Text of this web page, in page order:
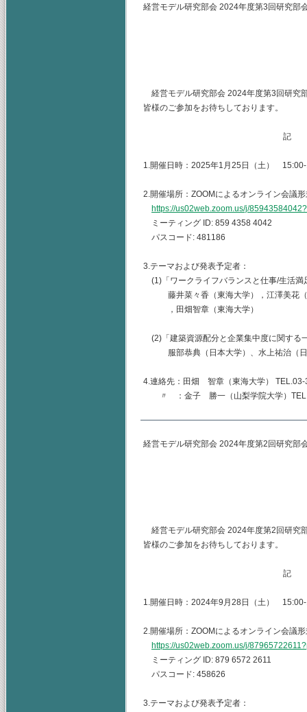
経営モデル研究部会 2024年度第3回研究部
経営モデル研究部会 2024年度第3回研究
皆様のご参加をお待ちしております。
記
1.開催日時：2025年1月25日（土）
2.開催場所：ZOOMによるオンライン会議
https://us02web.zoom.us/j/
ミーティング ID: 859 4358 4042
パスコード: 481186
3.テーマおよび発表予定者：
(1)「ワークライフバランスと仕事/生活満
藤井菜々香（東海大学），江澤美花（
，田畑智章（東海大学）
(2)「建築資源配分と企業集中度に関する
服部恭典（日本大学）、水上祐治（日
4.連絡先：田畑 智章（東海大学）
〃 ：金子 勝一（山梨学院大学）
経営モデル研究部会 2024年度第2回研究部
経営モデル研究部会 2024年度第2回研究
皆様のご参加をお待ちしております。
記
1.開催日時：2024年9月28日（土）
2.開催場所：ZOOMによるオンライン会議
https://us02web.zoom.us/j/
ミーティング ID: 879 6572 2611
パスコード: 458626
3.テーマおよび発表予定者：